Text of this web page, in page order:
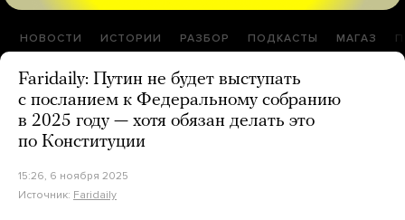
НОВОСТИ ИСТОРИИ РАЗБОР ПОДКАСТЫ МАГАЗ
Faridaily: Путин не будет выступать
с посланием к Федеральному собранию
в 2025 году — хотя обязан делать это
по Конституции
15:26, 6 ноября 2025
Источник: Faridaily